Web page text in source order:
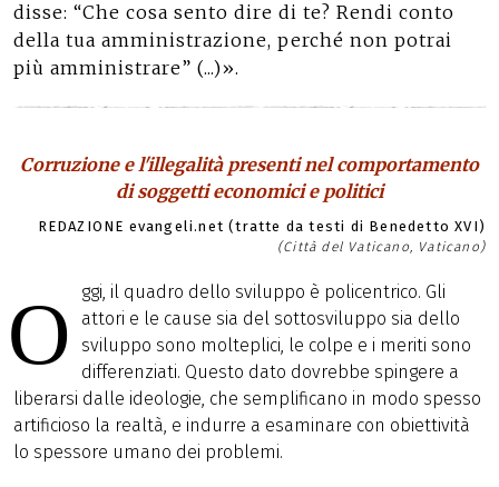
disse: “Che cosa sento dire di te? Rendi conto
della tua amministrazione, perché non potrai
più amministrare” (...)».
Corruzione e l'illegalità presenti nel comportamento
di soggetti economici e politici
REDAZIONE evangeli.net (tratte da testi di Benedetto XVI)
(Città del Vaticano, Vaticano)
O
ggi, il quadro dello sviluppo è policentrico. Gli
attori e le cause sia del sottosviluppo sia dello
sviluppo sono molteplici, le colpe e i meriti sono
differenziati. Questo dato dovrebbe spingere a
liberarsi dalle ideologie, che semplificano in modo spesso
artificioso la realtà, e indurre a esaminare con obiettività
lo spessore umano dei problemi.